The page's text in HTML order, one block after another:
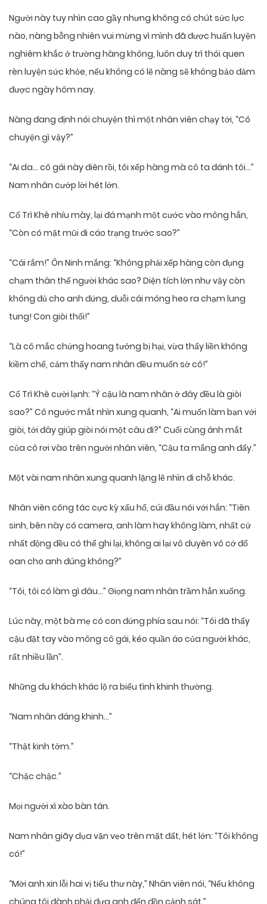
Người này tuy nhìn cao gầy nhưng không có chút sức lực
nào, nàng bỗng nhiên vui mừng vì mình đã được huấn luyện
nghiêm khắc ở trường hàng không, luôn duy trì thói quen
rèn luyện sức khỏe, nếu không có lẽ nàng sẽ không bảo đảm
được ngày hôm nay.
Nàng đang định nói chuyện thì một nhân viên chạy tới, “Có
chuyện gì vậy?”
“Ai da… cô gái này điên rồi, tôi xếp hàng mà cô ta đánh tôi…”
Nam nhân cướp lời hét lớn.
Cố Trì Khê nhíu mày, lại đá mạnh một cước vào mông hắn,
“Còn có mặt mũi đi cáo trạng trước sao?”
“Cái rắm!” Ôn Ninh mắng: “Không phải xếp hàng còn đụng
chạm thân thể người khác sao? Diện tích lớn như vậy còn
không đủ cho anh đứng, duỗi cái móng heo ra chạm lung
tung! Con giòi thối!”
“Là cô mắc chứng hoang tưởng bị hại, vừa thấy liền không
kiềm chế, cảm thấy nam nhân đều muốn sờ cô!”
Cố Trì Khê cười lạnh: “Ý cậu là nam nhân ở đây đều là giòi
sao?” Cô ngước mắt nhìn xung quanh, “Ai muốn làm bạn với
giòi, tới đây giúp giòi nói một câu đi?” Cuối cùng ánh mắt
của cô rơi vào trên người nhân viên, “Cậu ta mắng anh đấy.”
Một vài nam nhân xung quanh lặng lẽ nhìn đi chỗ khác.
Nhân viên công tác cực kỳ xấu hổ, cúi đầu nói với hắn: “Tiên
sinh, bên này có camera, anh làm hay không làm, nhất cử
nhất động đều có thể ghi lại, không ai lại vô duyên vô cớ đổ
oan cho anh đúng không?”
“Tôi, tôi có làm gì đâu…” Giọng nam nhân trầm hẳn xuống.
Lúc này, một bà mẹ có con đứng phía sau nói: “Tôi đã thấy
cậu đặt tay vào mông cô gái, kéo quần áo của người khác,
rất nhiều lần”.
Những du khách khác lộ ra biểu tình khinh thường.
“Nam nhân đáng khinh…”
“Thật kinh tởm.”
“Chậc chậc.”
Mọi người xì xào bàn tán.
Nam nhân giãy dụa vặn vẹo trên mặt đất, hét lớn: “Tôi không
có!”
“Mời anh xin lỗi hai vị tiểu thư này,” Nhân viên nói, “Nếu không